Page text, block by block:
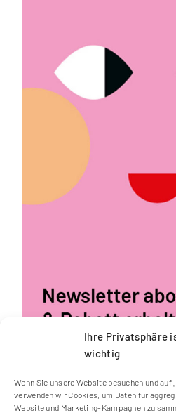
Ihre Privatsphäre
wichtig
Wenn Sie unsere Website besuchen und auf
verwenden wir Cookies, um Daten für
Website und Marketing-Kampagnen zu